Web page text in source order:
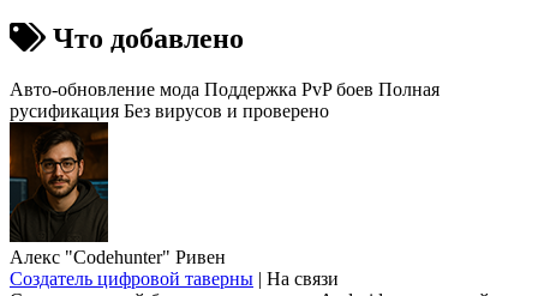
Что добавлено
Авто-обновление мода Поддержка PvP боев Полная
русификация Без вирусов и проверено
Алекс "Codehunter" Ривен
Создатель цифровой таверны | На связи